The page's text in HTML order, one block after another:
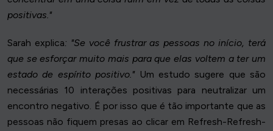
positivas."
Sarah explica: "Se você frustrar as pessoas no início, terá
que se esforçar muito mais para que elas voltem a ter um
estado de espírito positivo."Um estudo sugere que são
necessárias 10 interações positivas para neutralizar um
encontro negativo. É por isso que é tão importante que as
pessoas não fiquem presas ao clicar em Refresh-Refresh-